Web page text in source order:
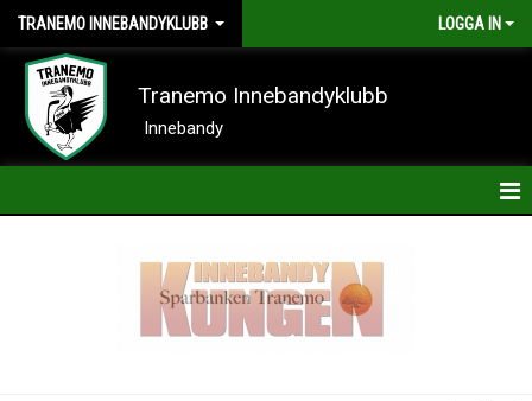
TRANEMO INNEBANDYKLUBB LOGGA IN
Tranemo Innebandyklubb
Innebandy